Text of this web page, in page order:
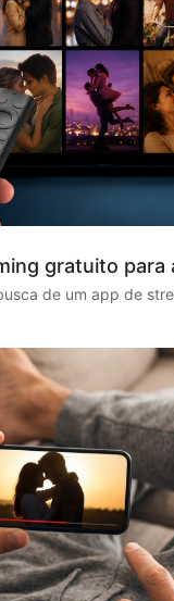
gratuito para
de um app de